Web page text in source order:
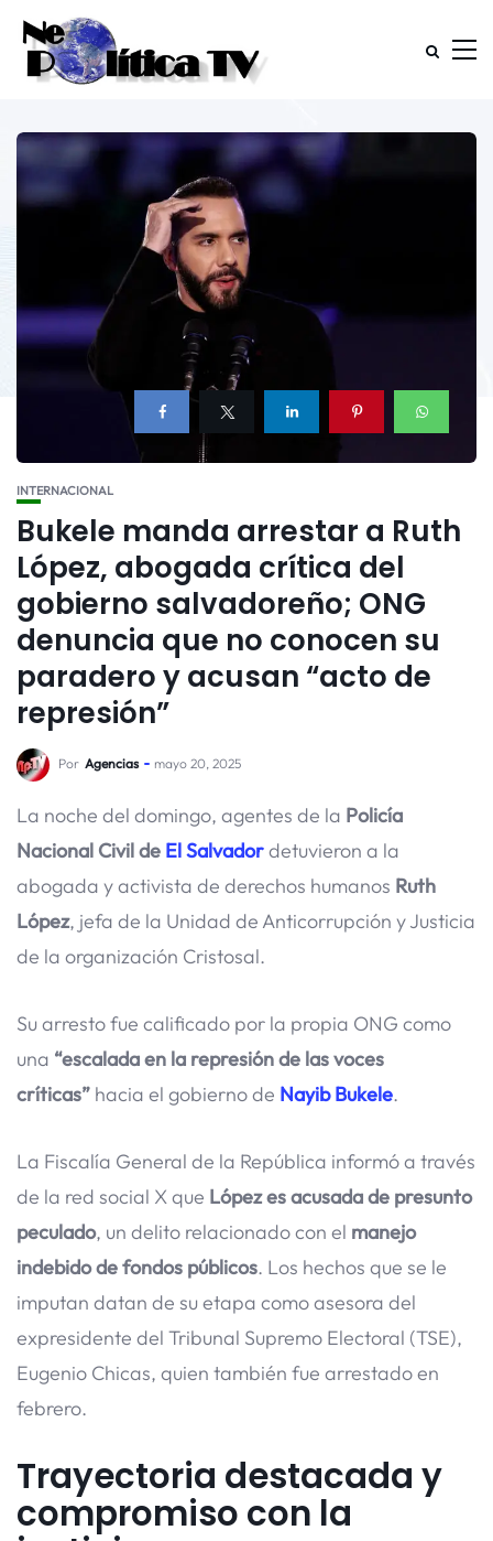
INTERNACIONAL
Bukele manda arrestar a Ruth
López, abogada crítica del
gobierno salvadoreño; ONG
denuncia que no conocen su
paradero y acusan “acto de
represión”
Por Agencias mayo 20, 2025
La noche del domingo, agentes de la Policía
Nacional Civil de El Salvadordetuvieron a la
abogada y activista de derechos humanos Ruth
López, jefa de la Unidad de Anticorrupción y Justicia
de la organización Cristosal.
Su arresto fue calificado por la propia ONG como
una “escalada en la represión de las voces
críticas” hacia el gobierno de Nayib Bukele.
La Fiscalía General de la República informó a través
de la red social X que López es acusada de presunto
peculado, un delito relacionado con el manejo
indebido de fondos públicos. Los hechos que se le
imputan datan de su etapa como asesora del
expresidente del Tribunal Supremo Electoral (TSE),
Eugenio Chicas, quien también fue arrestado en
febrero.
Trayectoria destacada y
compromiso con la